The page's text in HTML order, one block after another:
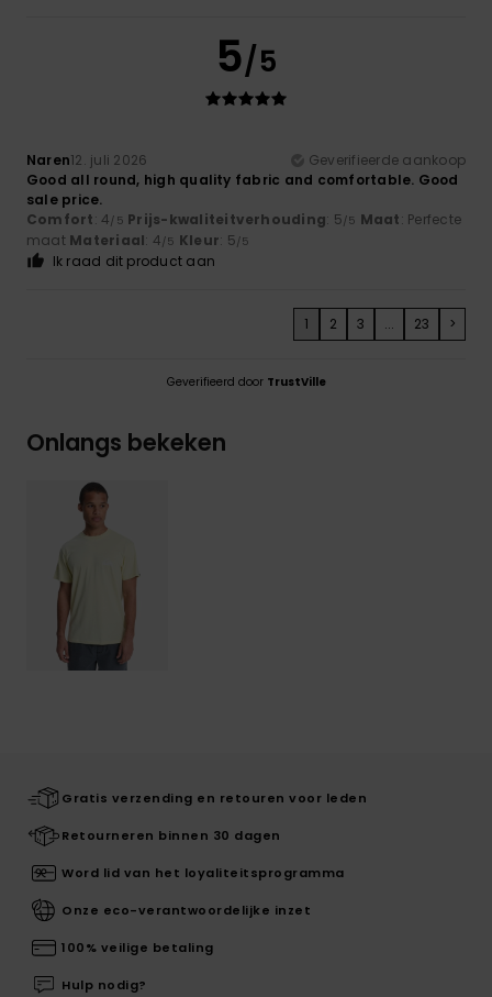
5/5
Naren12. juli 2026
Geverifieerde aankoop
Good all round, high quality fabric and comfortable. Good
sale price.
Comfort: 4/5 Prijs-kwaliteitverhouding: 5/5 Maat: Perfecte
maat Materiaal: 4/5 Kleur: 5/5
Ik raad dit product aan
1 2 3 ... 23 >
Geverifieerd door TrustVille
Onlangs bekeken
Gratis verzending en retouren voor leden
Retourneren binnen 30 dagen
Word lid van het loyaliteitsprogramma
Onze eco-verantwoordelijke inzet
100% veilige betaling
Hulp nodig?